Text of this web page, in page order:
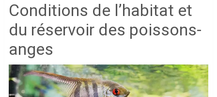
Conditions de l’habitat et
du réservoir des poissons-
anges